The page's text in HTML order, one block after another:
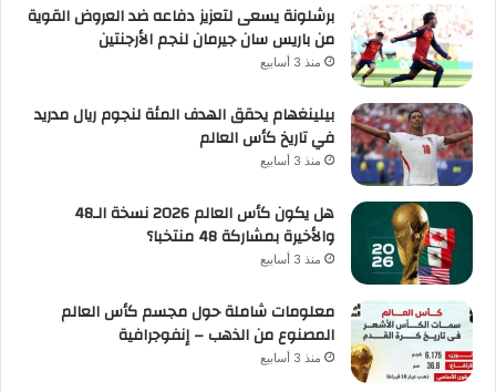
برشلونة يسعى لتعزيز دفاعه ضد العروض القوية
من باريس سان جيرمان لنجم الأرجنتين
منذ 3 أسابيع
بيلينغهام يحقق الهدف المئة لنجوم ريال مدريد
في تاريخ كأس العالم
منذ 3 أسابيع
هل يكون كأس العالم 2026 نسخة الـ48
والأخيرة بمشاركة 48 منتخبا؟
منذ 3 أسابيع
معلومات شاملة حول مجسم كأس العالم
المصنوع من الذهب – إنفوجرافية
منذ 3 أسابيع